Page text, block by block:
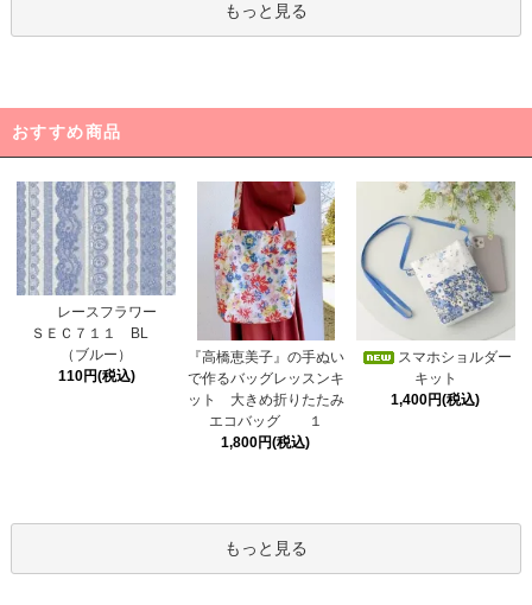
もっと見る
おすすめ商品
レースフラワー
ＳＥＣ７１１ BL
（ブルー）
110円(税込)
『高橋恵美子』の手ぬい
で作るバッグレッスンキ
ット 大きめ折りたたみ
エコバッグ １
1,800円(税込)
スマホショルダー
キット
1,400円(税込)
もっと見る